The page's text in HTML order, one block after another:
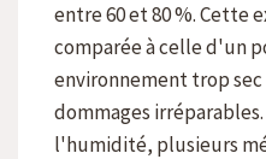
entre 60 et 80 %. Cette
comparée à celle d'un
environnement trop
dommages
l'humidité, plusieurs